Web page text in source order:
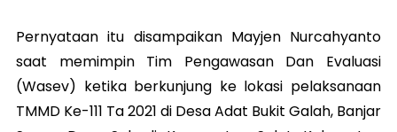
Pernyataan itu disampaikan Mayjen Nurcahyanto
saat memimpin Tim Pengawasan Dan Evaluasi
(Wasev) ketika berkunjung ke lokasi pelaksanaan
TMMD Ke-111 Ta 2021 di Desa Adat Bukit Galah, Banjar